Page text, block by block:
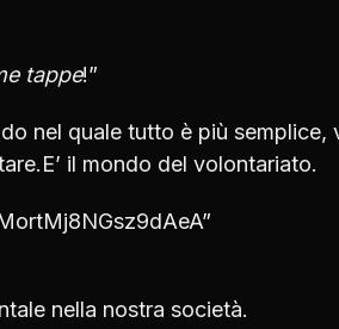
tappe!”
nel quale tutto è più semplice,
il mondo del volontariato.
nella nostra società.